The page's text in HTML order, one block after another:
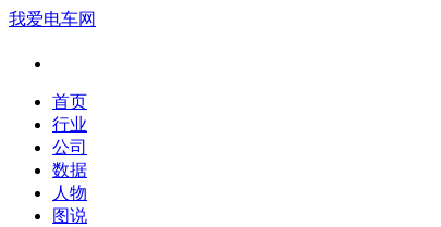
我爱电车网
首页
行业
公司
数据
人物
图说